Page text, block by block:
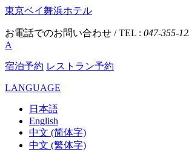
東京ベイ舞浜ホテル
お電話でのお問い合わせ / TEL : 047-355-
A
宿泊予約 レストラン予約
LANGUAGE
日本語
English
中文 (简体字)
中文 (繁体字)